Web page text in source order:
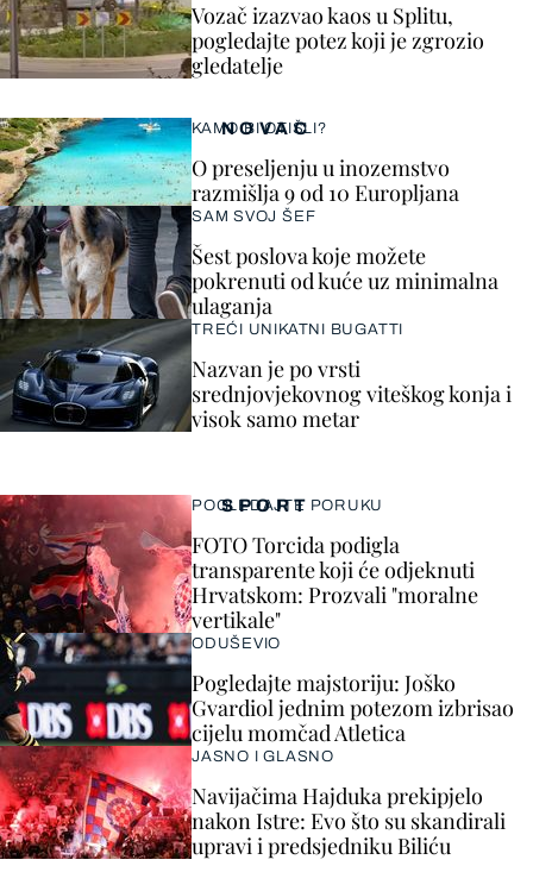
Vozač izazvao kaos u Splitu,
pogledajte potez koji je zgrozio
gledatelje
SPORT
POGLEDAJTE PORUKU
FOTO Torcida podigla
transparente koji će odjeknuti
Hrvatskom: Prozvali "moralne
vertikale"
ODUŠEVIO
Pogledajte majstoriju: Joško
Gvardiol jednim potezom izbrisao
cijelu momčad Atletica
JASNO I GLASNO
Navijačima Hajduka prekipjelo
nakon Istre: Evo što su skandirali
upravi i predsjedniku Biliću
NOVAC
KAMO BI OTIŠLI?
O preseljenju u inozemstvo
razmišlja 9 od 10 Europljana
SAM SVOJ ŠEF
Šest poslova koje možete
pokrenuti od kuće uz minimalna
ulaganja
TREĆI UNIKATNI BUGATTI
Nazvan je po vrsti
srednjovjekovnog viteškog konja i
visok samo metar